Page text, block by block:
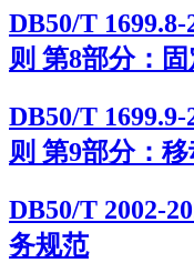
DB50/T
则 第8部分：
DB50/T
则 第9部分：
DB50/T 2002-
务规范